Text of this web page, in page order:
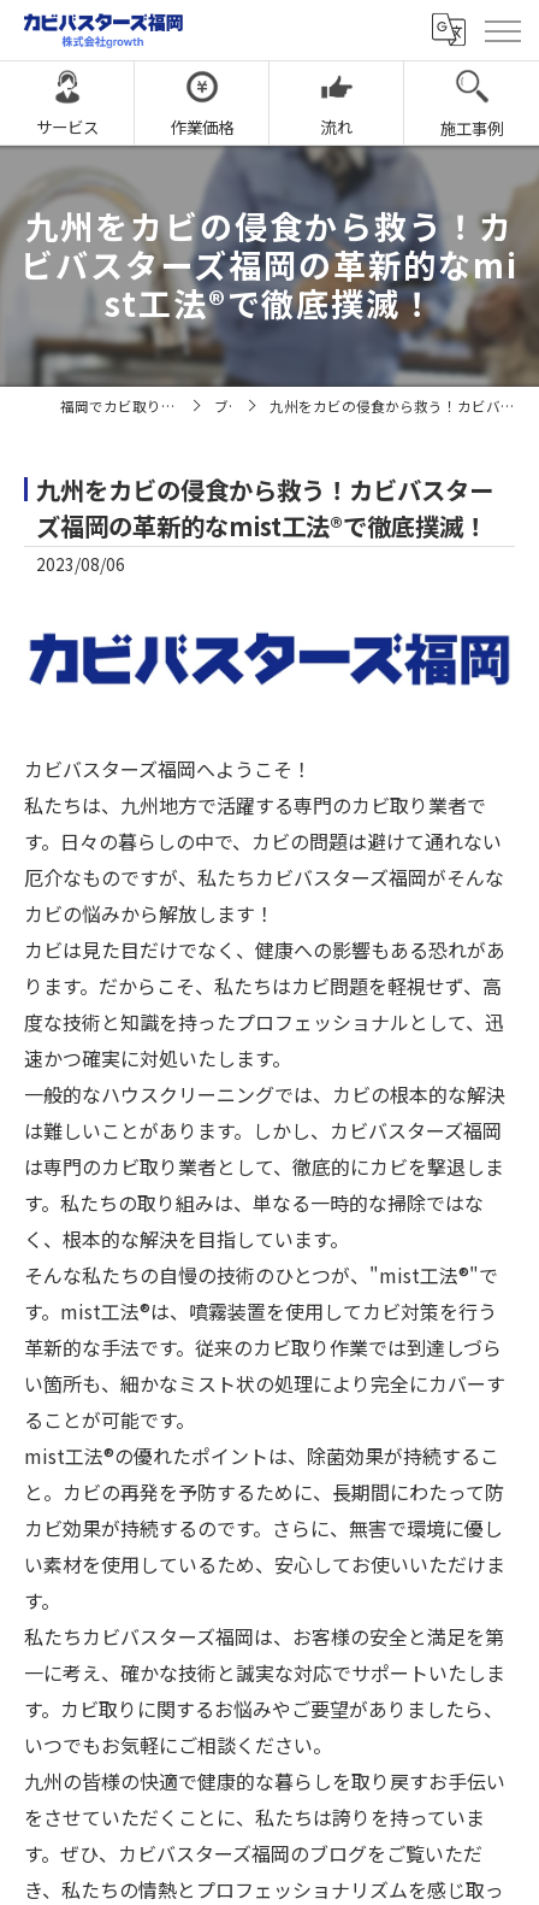
サービス 作業価格 流れ 施工事例
九州をカビの侵食から救う！カ
ビバスターズ福岡の革新的なmi
st工法®︎で徹底撲滅！
福岡でカビ取りならカビバスターズ福岡 ブログ 九州をカビの侵食から救う！カビバスターズ福岡の革新的なmist工法®︎で徹底撲滅！
九州をカビの侵食から救う！カビバスター
ズ福岡の革新的なmist工法®︎で徹底撲滅！
2023/08/06
カビバスターズ福岡へようこそ！
私たちは、九州地方で活躍する専門のカビ取り業者で
す。日々の暮らしの中で、カビの問題は避けて通れない
厄介なものですが、私たちカビバスターズ福岡がそんな
カビの悩みから解放します！
カビは見た目だけでなく、健康への影響もある恐れがあ
ります。だからこそ、私たちはカビ問題を軽視せず、高
度な技術と知識を持ったプロフェッショナルとして、迅
速かつ確実に対処いたします。
一般的なハウスクリーニングでは、カビの根本的な解決
は難しいことがあります。しかし、カビバスターズ福岡
は専門のカビ取り業者として、徹底的にカビを撃退しま
す。私たちの取り組みは、単なる一時的な掃除ではな
く、根本的な解決を目指しています。
そんな私たちの自慢の技術のひとつが、"mist工法®︎"で
す。mist工法®︎は、噴霧装置を使用してカビ対策を行う
革新的な手法です。従来のカビ取り作業では到達しづら
い箇所も、細かなミスト状の処理により完全にカバーす
ることが可能です。
mist工法®︎の優れたポイントは、除菌効果が持続するこ
と。カビの再発を予防するために、長期間にわたって防
カビ効果が持続するのです。さらに、無害で環境に優し
い素材を使用しているため、安心してお使いいただけま
す。
私たちカビバスターズ福岡は、お客様の安全と満足を第
一に考え、確かな技術と誠実な対応でサポートいたしま
す。カビ取りに関するお悩みやご要望がありましたら、
いつでもお気軽にご相談ください。
九州の皆様の快適で健康的な暮らしを取り戻すお手伝い
をさせていただくことに、私たちは誇りを持っていま
す。ぜひ、カビバスターズ福岡のブログをご覧いただ
き、私たちの情熱とプロフェッショナリズムを感じ取っ